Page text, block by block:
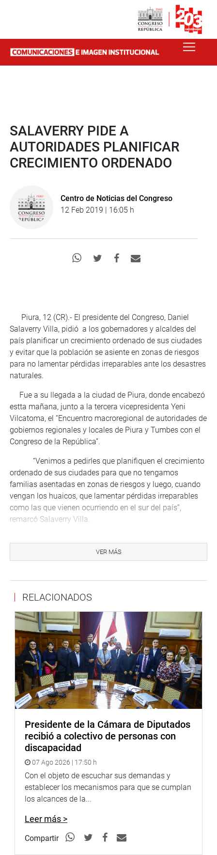
SALAVERRY PIDE A
AUTORIDADES PLANIFICAR
CRECIMIENTO ORDENADO
Centro de Noticias del Congreso
12 Feb 2019 | 16:05 h
Piura, 12 (CR).- El presidente del Congreso, Daniel
Salaverry Villa, pidió a los gobernadores y alcaldes del
país planificar un crecimiento ordenado de sus ciudades
y evitar que la población se asiente en zonas de riesgos
para no lamentar pérdidas irreparables ante los desastres
naturales.
Fue a su llegada a la ciudad de Piura, donde encabezó
estta mañana, junto a la tercera vicepresidenta Yeni
Vilcatoma, el “Encuentro macroregional de autoridades de
gobiernos regionales y locales de Piura y Tumbes con el
Congreso de la República”.
“Venimos a pedirles que planifiquen el crecimiento
ordenado de sus ciudades para que no tengamos
familias asentadas en zonas de riesgos y luego, cuando
vengan los huaicos, que lamentar pérdidas irreparables
como las que vienen ocurriendo en el sur del país”,
remarcó Salaverry Villa.
que todos los peruanos, autoridades y población,
trabajemos juntos para poner orden en el país.
“Tenemos que dialogar con los vecinos sí, pero
también tenemos que tener manos firmes y principio de
autoridad porque no se puede permitir que aquí en el país
todo el mundo haga lo que quiere. Tenemos que empezar
a ordenar nuestras ciudades y ese es el mensaje que les
traigo”, insistió el presidente del Congreso.
El “Encuentro macroregional de autoridades de
gobiernos regionales y locales de Piura y Tumbes con el
Congreso de la República” se lleva a cabo el auditorio de
la Universidad Nacional de Piura, y culminará el miércoles
13.
PRENSA-CONGRESO
VER MÁS
RELACIONADOS
Presidente de la Cámara de Diputados
recibió a colectivo de personas con
discapacidad
07 Ago 2026 | 17:50 h
Con el objeto de escuchar sus demandas y
establecer los mecanismos para que se cumplan
los alcances de la...
Leer más >
Compartir